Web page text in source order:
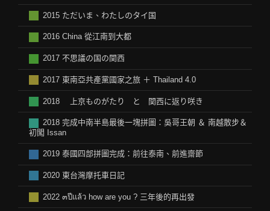
2015 ただいま、わたしのタイ国
2016 China 從江南到大都
2017 不思議の国の関西
2017 東南亞共產黨國家之旅 ＋ Thailand 4.0
2018 上京ものがたり と 関西に返り咲き
2018 完成中南半島最後一塊拼圖：吳哥王朝 ＆ 南越散步＆
初闖 Issan
2019 泰國四部拼圖完成：前往泰南、前進齋節
2020 東台灣摩托車日記
2022 ๓ปีแล้ว how are you ? 三年後的再出發